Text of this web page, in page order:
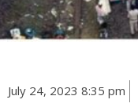
July 24, 2023 8:35 pm